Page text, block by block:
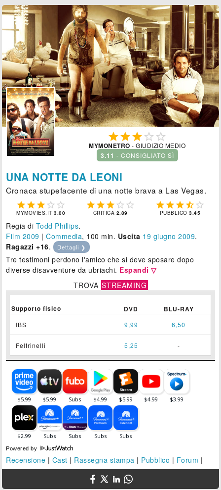
  
MYMONETRO - GIUDIZIO MEDIO
3.11 - CONSIGLIATO SÌ
UNA NOTTE DA LEONI
Cronaca stupefacente di una notte brava a Las Vegas.
    
MYMOVIES.IT3.00
    
CRITICA 2.89
    
PUBBLICO3.45
Regia di Todd Phillips.
Film 2009 |Commedia, 100 min. Uscita 19 giugno 2009.
Ragazzi +16. Dettagli ❯
Tre testimoni perdono l'amico che si deve sposare dopo
diverse disavventure da ubriachi. Espandi ▽
TROVA STREAMING
Supporto fisico DVD BLU-RAY
IBS 9,99 6,50
Feltrinelli 5,25 -
Powered by
Recensione | Cast | Rassegna stampa | Pubblico | Forum |